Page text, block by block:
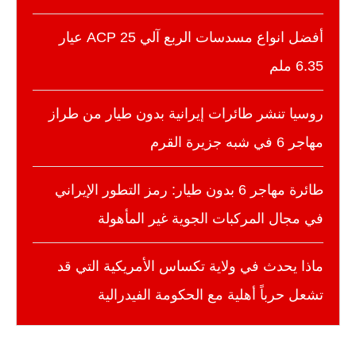
أفضل انواع مسدسات الربع آلي 25 ACP عيار
6.35 ملم
روسيا تنشر طائرات إيرانية بدون طيار من طراز
مهاجر 6 في شبه جزيرة القرم
طائرة مهاجر 6 بدون طيار: رمز التطور الإيراني
في مجال المركبات الجوية غير المأهولة
ماذا يحدث في ولاية تكساس الأمريكية التي قد
تشعل حرباً أهلية مع الحكومة الفيدرالية